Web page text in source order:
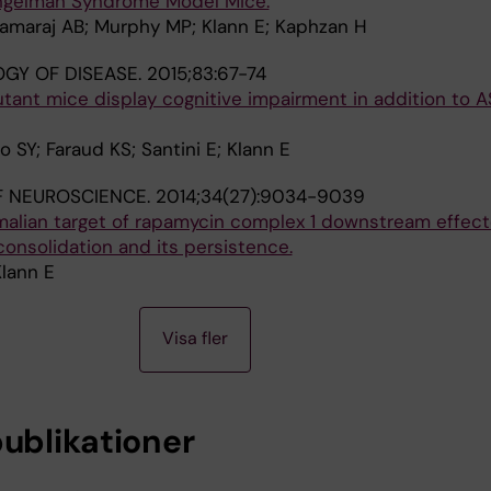
AB; Murphy MP; Klann E; Kaphzan H
OF DISEASE. 2015;83:67-74
mice display cognitive impairment in addition to
SY; Faraud KS; Santini E; Klann E
2014;34(27):9034-9039
target of rapamycin complex 1 downstream
and its persistence.
E
Visa fler